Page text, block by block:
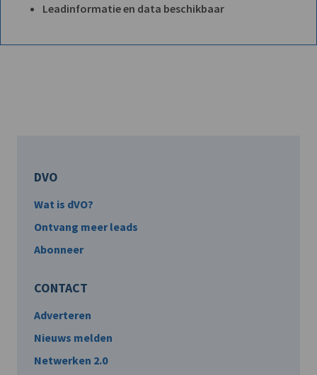
Leadinformatie en data beschikbaar
DVO
Wat is dVO?
Ontvang meer leads
Abonneer
CONTACT
Adverteren
Nieuws melden
Netwerken 2.0